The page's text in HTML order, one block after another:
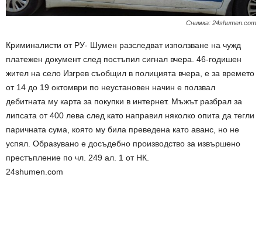
Снимка: 24shumen.com
Криминалисти от РУ- Шумен разследват използване на чужд
платежен документ след постъпил сигнал вчера. 46-годишен
жител на село Изгрев съобщил в полицията вчера, е за времето
от 14 до 19 октомври по неустановен начин е ползвал
дебитната му карта за покупки в интернет. Мъжът разбрал за
липсата от 400 лева след като направил няколко опита да тегли
паричната сума, която му била преведена като аванс, но не
успял. Образувано е досъдебно производство за извършено
престъпление по чл. 249 ал. 1 от НК.
24shumen.com